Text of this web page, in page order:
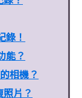
！
能？
相機？
片？